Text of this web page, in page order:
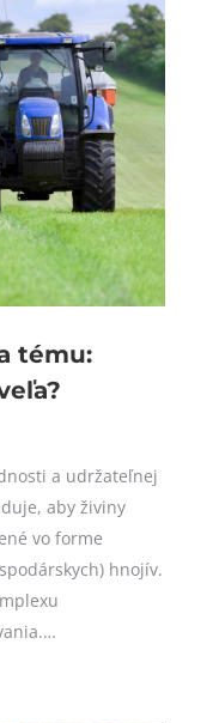
tému:
a udržateľnej
aby živiny
vo forme
hnojív.